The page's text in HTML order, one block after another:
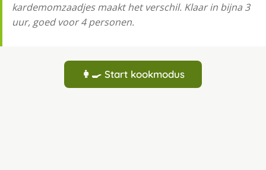
kardemomzaadjes maakt het verschil. Klaar in bijna 3
uur, goed voor 4 personen.
👩‍🍳 Start kookmodus